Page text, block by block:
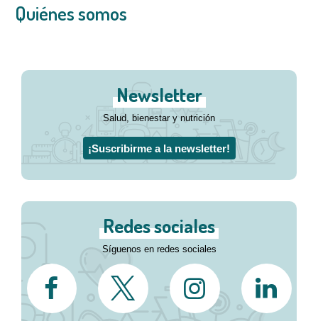
Quiénes somos
Newsletter
Salud, bienestar y nutrición
¡Suscribirme a la newsletter!
Redes sociales
Síguenos en redes sociales